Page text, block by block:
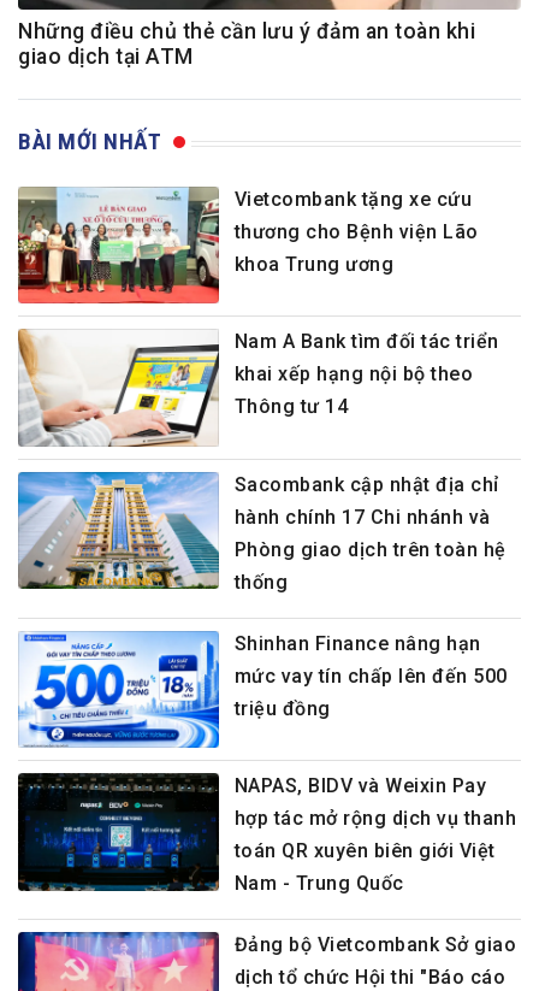
Những điều chủ thẻ cần lưu ý đảm an toàn khi
giao dịch tại ATM
BÀI MỚI NHẤT
Vietcombank tặng xe cứu
thương cho Bệnh viện Lão
khoa Trung ương
Nam A Bank tìm đối tác triển
khai xếp hạng nội bộ theo
Thông tư 14
Sacombank cập nhật địa chỉ
hành chính 17 Chi nhánh và
Phòng giao dịch trên toàn hệ
thống
Shinhan Finance nâng hạn
mức vay tín chấp lên đến 500
triệu đồng
NAPAS, BIDV và Weixin Pay
hợp tác mở rộng dịch vụ thanh
toán QR xuyên biên giới Việt
Nam - Trung Quốc
Đảng bộ Vietcombank Sở giao
dịch tổ chức Hội thi "Báo cáo